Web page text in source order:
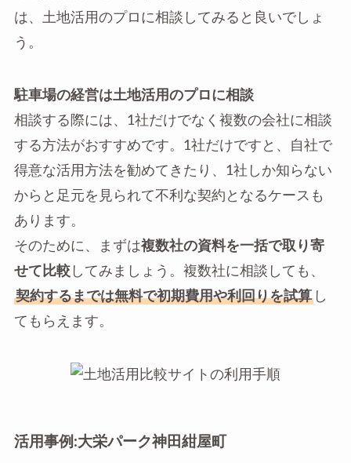
は、土地活用のプロに相談してみると良いでしょ
う。
駐車場の経営は土地活用のプロに相談
相談する際には、1社だけでなく複数の会社に相談
する方法がおすすめです。1社だけですと、自社で
得意な活用方法を勧めてきたり、1社しか知らない
からと足元を見られて不利な契約となるケースも
あります。
そのために、まずは複数社の資料を一括で取り寄
せて比較してみましょう。複数社に相談しても、
契約するまでは無料で初期費用や利回りを試算し
てもらえます。
活用事例:大栄パーク神田紺屋町